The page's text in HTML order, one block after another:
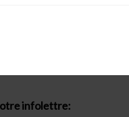
infolettre: